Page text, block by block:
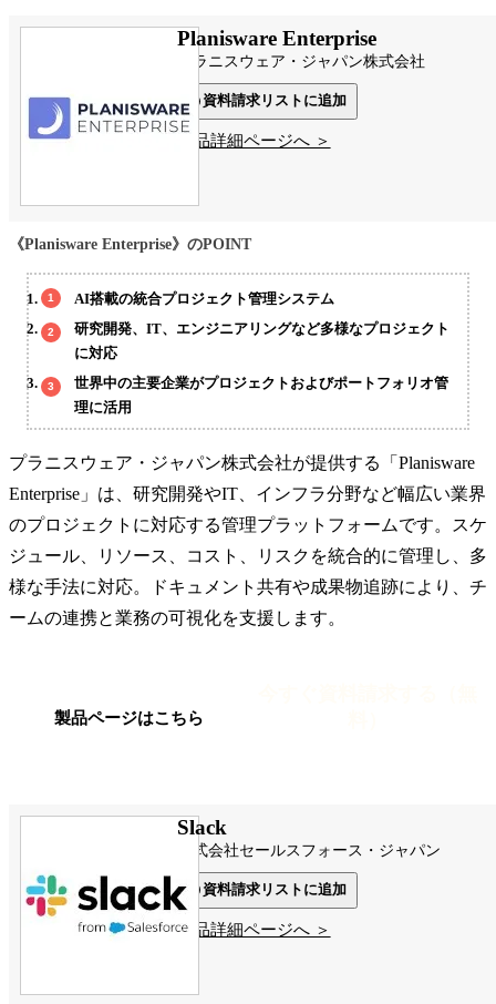
Planisware Enterprise
プラニスウェア・ジャパン株式会社
資料請求リストに追加
製品詳細ページへ ＞
《Planisware Enterprise》のPOINT
AI搭載の統合プロジェクト管理システム
研究開発、IT、エンジニアリングなど多様なプロジェクト
に対応
世界中の主要企業がプロジェクトおよびポートフォリオ管
理に活用
プラニスウェア・ジャパン株式会社が提供する「Planisware
Enterprise」は、研究開発やIT、インフラ分野など幅広い業界
のプロジェクトに対応する管理プラットフォームです。スケ
ジュール、リソース、コスト、リスクを統合的に管理し、多
様な手法に対応。ドキュメント共有や成果物追跡により、チ
ームの連携と業務の可視化を支援します。
製品ページはこちら
Slack
株式会社セールスフォース・ジャパン
資料請求リストに追加
製品詳細ページへ ＞